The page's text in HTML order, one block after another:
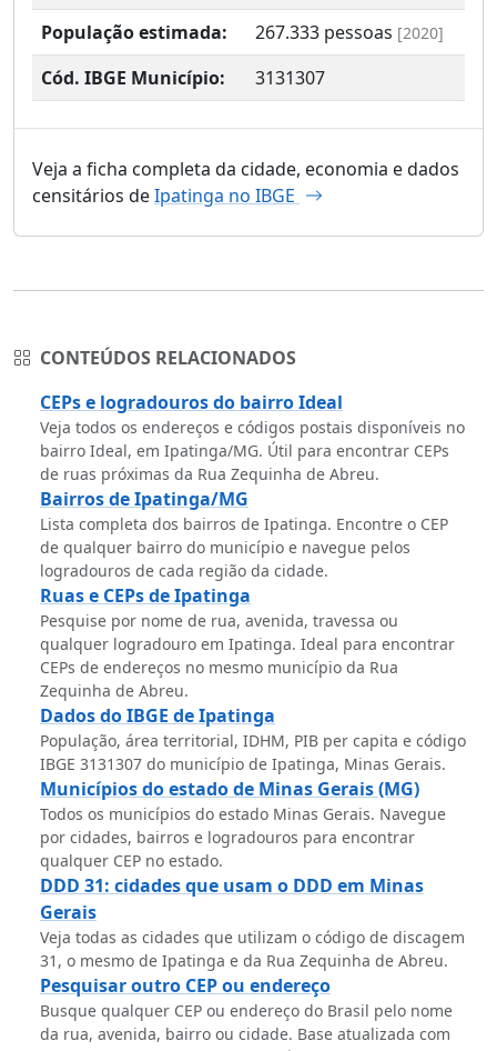
População estimada:
267.333 pessoas [2020]
Cód. IBGE Município: 3131307
Veja a ficha completa da cidade, economia e dados
censitários deIpatinga no IBGE
CONTEÚDOS RELACIONADOS
CEPs e logradouros do bairro Ideal
Veja todos os endereços e códigos postais disponíveis no
bairro Ideal, em Ipatinga/MG. Útil para encontrar CEPs
de ruas próximas da Rua Zequinha de Abreu.
Bairros de Ipatinga/MG
Lista completa dos bairros de Ipatinga. Encontre o CEP
de qualquer bairro do município e navegue pelos
logradouros de cada região da cidade.
Ruas e CEPs de Ipatinga
Pesquise por nome de rua, avenida, travessa ou
qualquer logradouro em Ipatinga. Ideal para encontrar
CEPs de endereços no mesmo município da Rua
Zequinha de Abreu.
Dados do IBGE de Ipatinga
População, área territorial, IDHM, PIB per capita e código
IBGE 3131307 do município de Ipatinga, Minas Gerais.
Municípios do estado de Minas Gerais (MG)
Todos os municípios do estado Minas Gerais. Navegue
por cidades, bairros e logradouros para encontrar
qualquer CEP no estado.
DDD 31: cidades que usam o DDD em Minas
Gerais
Veja todas as cidades que utilizam o código de discagem
31, o mesmo de Ipatinga e da Rua Zequinha de Abreu.
Pesquisar outro CEP ou endereço
Busque qualquer CEP ou endereço do Brasil pelo nome
da rua, avenida, bairro ou cidade. Base atualizada com